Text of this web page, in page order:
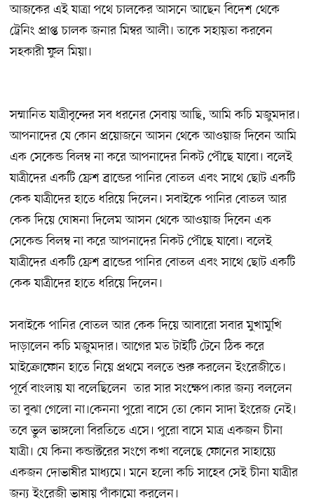
আজকের এই যাত্রা পথে চালকের আসনে আছেন বিদেশ থেকে
ট্রেনিং প্রাপ্ত চালক জনার মিম্বর আলী। তাকে সহায়তা করবেন
সহকারী ফুল মিয়া।
সম্মানিত যাত্রীবৃন্দের সব ধরনের সেবায় আছি, আমি কচি মজুমদার।
আপনাদের যে কোন প্রয়োজনে আসন থেকে আওয়াজ দিবেন আমি
এক সেকেন্ড বিলম্ব না করে আপনাদের নিকট পৌছে যাবো। বলেই
যাত্রীদের একটি ফ্রেশ ব্রান্ডের পানির বোতল এবং সাথে ছোট একটি
কেক যাত্রীদের হাতে ধরিয়ে দিলেন। সবাইকে পানির বোতল আর
কেক দিয়ে ঘোষনা দিলেম আসন থেকে আওয়াজ দিবেন এক
সেকেন্ড বিলম্ব না করে আপনাদের নিকট পৌছে যাবো। বলেই
যাত্রীদের একটি ফ্রেশ ব্রান্ডের পানির বোতল এবং সাথে ছোট একটি
কেক যাত্রীদের হাতে ধরিয়ে দিলেন।
সবাইকে পানির বোতল আর কেক দিয়ে আবারো সবার মুখামুখি
দাড়ালেন কচি মজুমদার। আগের মত টাইটি টেনে ঠিক করে
মাইক্রোফোন হাতে নিয়ে প্রথমে বলতে শুরু করলেন ইংরেজীতে।
পূর্বে বাংলায় যা বলেছিলেন তার সার সংক্ষেপ।কার জন্য বললেন
তা বুঝা গেলো না।কেননা পুরো বাসে তো কোন সাদা ইংরেজ নেই।
তবে ভুল ভাঙ্গলো বিরতিতে এসে। পুরো বাসে মাত্র একজন চীনা
যাত্রী। যে কিনা কন্ডাক্টরের সংগে কখা বলেছে ফোনের সাহায়্যে
একজন দোভাষীর মাধ্যমে। মনে হলো কচি সাহেব সেই চীনা যাত্রীর
জন্য ইংরেজী ভাষায় পাঁকামো করলেন।